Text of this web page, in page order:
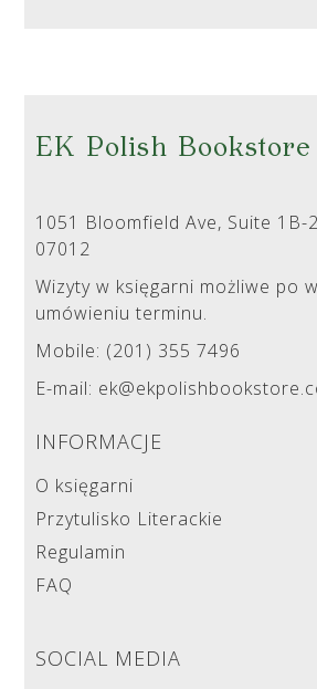
EK Polish Bookstore
1051 Bloomfield Ave, Suite 1B-
07012
Wizyty w księgarni możliwe po
umówieniu terminu.
Mobile: (201) 355 7496
E-mail:
INFORMACJE
O księgarni
Przytulisko Literackie
Regulamin
FAQ
SOCIAL MEDIA